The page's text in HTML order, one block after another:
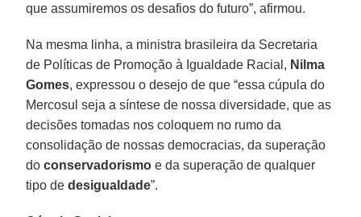
que assumiremos os desafios do futuro”, afirmou.
Na mesma linha, a ministra brasileira da Secretaria
de Políticas de Promoção à Igualdade Racial, Nilma
Gomes, expressou o desejo de que “essa cúpula do
Mercosul seja a síntese de nossa diversidade, que as
decisões tomadas nos coloquem no rumo da
consolidação de nossas democracias, da superação
doconservadorismo e da superação de qualquer
tipo dedesigualdade”.